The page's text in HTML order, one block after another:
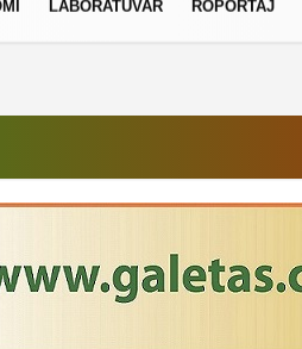
LABORATUVAR RÖPORTAJ